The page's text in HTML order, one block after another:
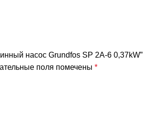
насос Grundfos SP 2A-6 0,37kW”
поля помечены *